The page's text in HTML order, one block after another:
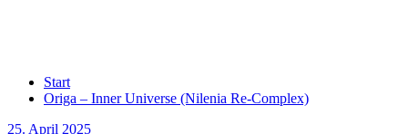
Start
Origa – Inner Universe (Nilenia Re-Complex)
25. April 2025